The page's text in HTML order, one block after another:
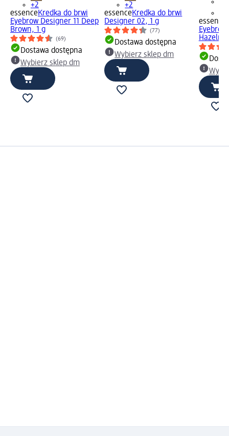
+2
essenceKredka do brwi
Eyebrow Designer 11 Deep
Brown, 1 g
(69)
Dostawa dostępna
Wybierz sklep dm
+2
essenceKredka do brwi
Designer 02, 1 g
(77)
Dostawa dostępna
Wybierz sklep dm
essence